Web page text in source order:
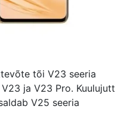
tõi V23 seeria
ja V23 Pro. Kuulujutt
V25 seeria